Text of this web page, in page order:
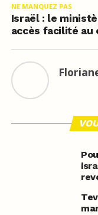
NE MANQUEZ PAS
Israël : le
accès facilité au